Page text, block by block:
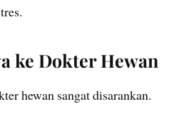
ke Dokter Hewan
hewan sangat disarankan.